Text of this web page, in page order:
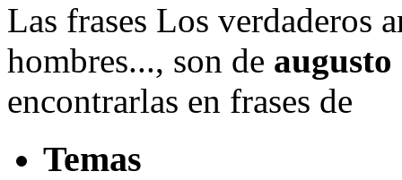
Las frases Los verdaderos
hombres..., son de
encontrarlas en frases de
Temas